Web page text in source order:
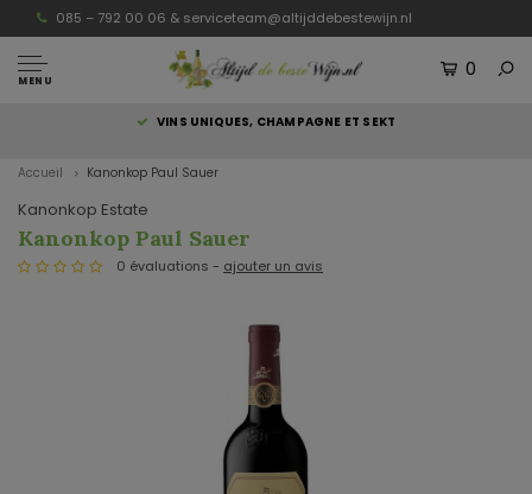
085 – 792 00 06 & serviceteam@altijddebestewijn.nl
MENU
0
VINS UNIQUES, CHAMPAGNE ET SEKT
Accueil Kanonkop Paul Sauer
Kanonkop Estate
Kanonkop Paul Sauer
0 évaluations - ajouter un avis